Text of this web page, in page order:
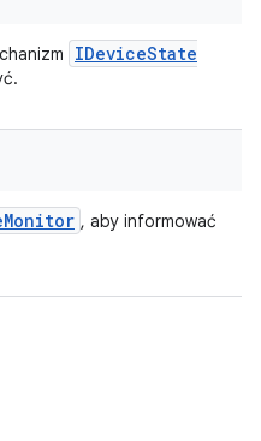
IDeviceState
Monitor , aby informować